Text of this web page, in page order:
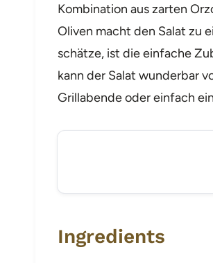
Kombination aus zarten
Oliven macht den Salat zu
schätze, ist die einfache
kann der Salat wunderbar
Grillabende oder einfach
Ingredients